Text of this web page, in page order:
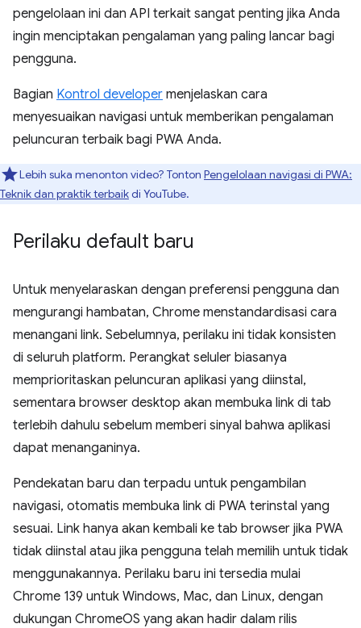
pengelolaan ini dan API terkait sangat penting jika Anda
ingin menciptakan pengalaman yang paling lancar bagi
pengguna.
Bagian Kontrol developer menjelaskan cara
menyesuaikan navigasi untuk memberikan pengalaman
peluncuran terbaik bagi PWA Anda.
Lebih suka menonton video? Tonton Pengelolaan navigasi di PWA:
Teknik dan praktik terbaikdi YouTube.
Perilaku default baru
Untuk menyelaraskan dengan preferensi pengguna dan
mengurangi hambatan, Chrome menstandardisasi cara
menangani link. Sebelumnya, perilaku ini tidak konsisten
di seluruh platform. Perangkat seluler biasanya
memprioritaskan peluncuran aplikasi yang diinstal,
sementara browser desktop akan membuka link di tab
terlebih dahulu sebelum memberi sinyal bahwa aplikasi
dapat menanganinya.
Pendekatan baru dan terpadu untuk pengambilan
navigasi, otomatis membuka link di PWA terinstal yang
sesuai. Link hanya akan kembali ke tab browser jika PWA
tidak diinstal atau jika pengguna telah memilih untuk tidak
menggunakannya. Perilaku baru ini tersedia mulai
Chrome 139 untuk Windows, Mac, dan Linux, dengan
dukungan ChromeOS yang akan hadir dalam rilis